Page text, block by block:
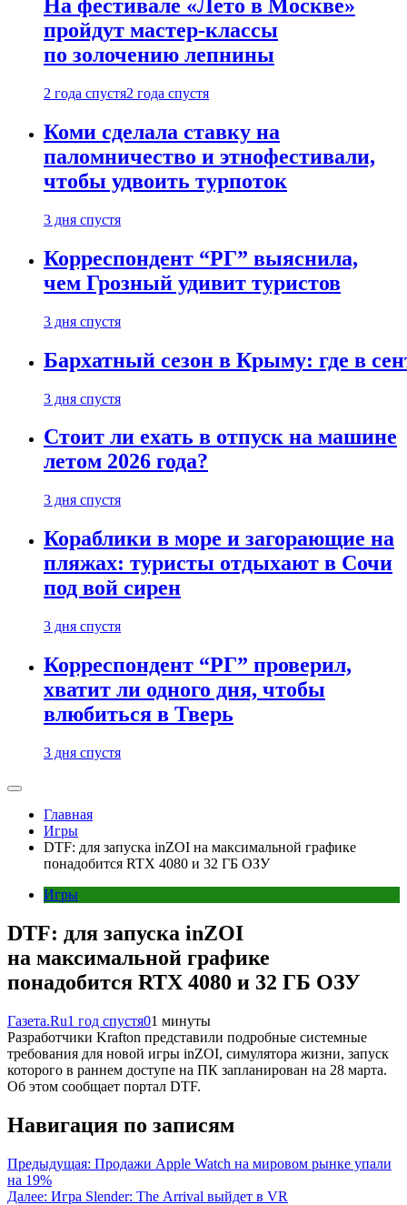
На фестивале «Лето в Москве»
пройдут мастер-классы
по золочению лепнины
2 года спустя2 года спустя
Коми сделала ставку на
паломничество и этнофестивали,
чтобы удвоить турпоток
3 дня спустя
Корреспондент “РГ” выяснила,
чем Грозный удивит туристов
3 дня спустя
Бархатный сезон в Крыму: где в
3 дня спустя
Стоит ли ехать в отпуск на машине
летом 2026 года?
3 дня спустя
Кораблики в море и загорающие на
пляжах: туристы отдыхают в Сочи
под вой сирен
3 дня спустя
Корреспондент “РГ” проверил,
хватит ли одного дня, чтобы
влюбиться в Тверь
3 дня спустя
Главная
Игры
DTF: для запуска inZOI на максимальной графике
понадобится RTX 4080 и 32 ГБ ОЗУ
Игры
DTF: для запуска inZOI
на максимальной графике
понадобится RTX 4080 и 32 ГБ ОЗУ
Газета.Ru1 год спустя01 минуты
Разработчики Krafton представили подробные системные
требования для новой игры inZOI, симулятора жизни, запуск
которого в раннем доступе на ПК запланирован на 28 марта.
Об этом сообщает портал DTF.
Навигация по записям
Предыдущая: Продажи Apple Watch на мировом рынке упали
на 19%
Далее: Игра Slender: The Arrival выйдет в VR